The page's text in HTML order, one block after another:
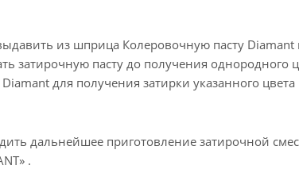
из шприца Колеровочную пасту
затирочную пасту до получения однородного
для получения затирки указанного
дальнейшее приготовление затирочной
.